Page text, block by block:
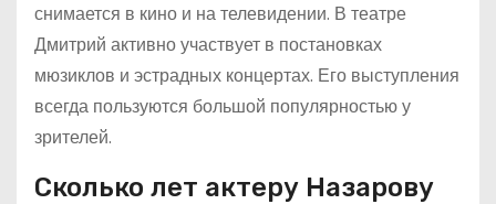
снимается в кино и на телевидении. В театре
Дмитрий активно участвует в постановках
мюзиклов и эстрадных концертах. Его выступления
всегда пользуются большой популярностью у
зрителей.
Сколько лет актеру Назарову